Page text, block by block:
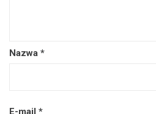
Nazwa *
E-mail *